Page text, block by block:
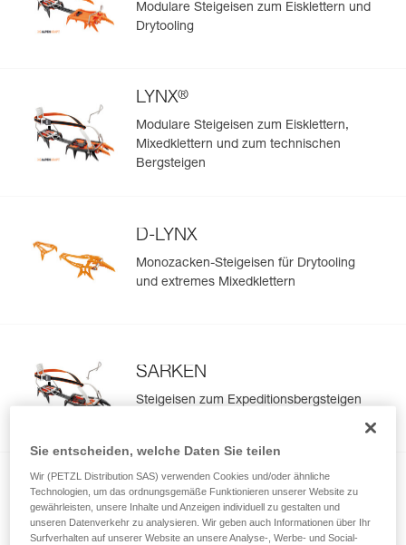
Modulare Steigeisen zum Eisklettern und
Drytooling
LYNX®
Modulare Steigeisen zum Eisklettern,
Mixedklettern und zum technischen
Bergsteigen
D-LYNX
Monozacken-Steigeisen für Drytooling
und extremes Mixedklettern
SARKEN
Steigeisen zum Expeditionsbergsteigen
VASAK®
Steigeisen zum klassischen Bergsteigen
Sie entscheiden, welche Daten Sie teilen
Wir (PETZL Distribution SAS) verwenden Cookies und/oder ähnliche
Technologien, um das ordnungsgemäße Funktionieren unserer Website zu
gewährleisten, unsere Inhalte und Anzeigen individuell zu gestalten und
unseren Datenverkehr zu analysieren. Wir geben auch Informationen über Ihr
Surfverhalten auf unserer Website an unsere Analyse-, Werbe- und Social-